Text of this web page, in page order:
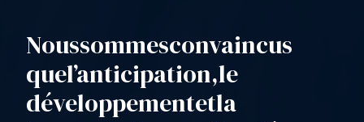
Noussommesconvaincus
quel’anticipation,le
développementetla